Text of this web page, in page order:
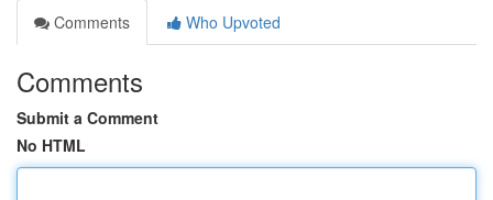
Comments
Who Upvoted
Comments
Submit a Comment
No HTML